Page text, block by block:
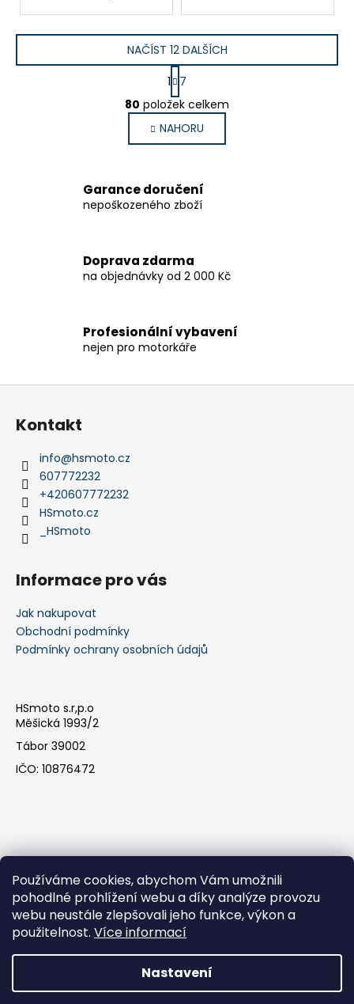
Používáme cookies, abychom Vám umožnili
pohodlné prohlížení webu a díky analýze provozu
webu neustále zlepšovali jeho funkce, výkon a
použitelnost. Více informací
Nastavení
O
v
l
á
a
c
r
v
ý
p
s
NAČÍST 12 DALŠÍCH
S
t
r
á
n
k
á
n
1
7
80 položek celkem
NAHORU
Garance doručení
nepoškozeného zboží
Doprava zdarma
na objednávky od 2 000 Kč
Profesionální vybavení
nejen pro motorkáře
Z
Kontakt
info@hsmoto.cz
607772232
+420607772232
HSmoto.cz
_HSmoto
Informace pro vás
Jak nakupovat
Obchodní podmínky
Podmínky ochrany osobních údajů
HSmoto s.r,p.o
Měšická 1993/2
Tábor 39002
IČO: 10876472
Facebook